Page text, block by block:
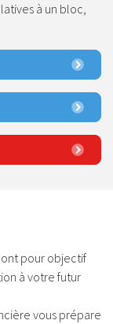
à un bloc,
pour objectif
à votre futur
vous prépare